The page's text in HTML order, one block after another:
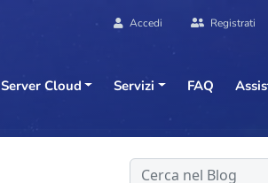
Accedi Registrati
Server Cloud Servizi FAQ
Cerca